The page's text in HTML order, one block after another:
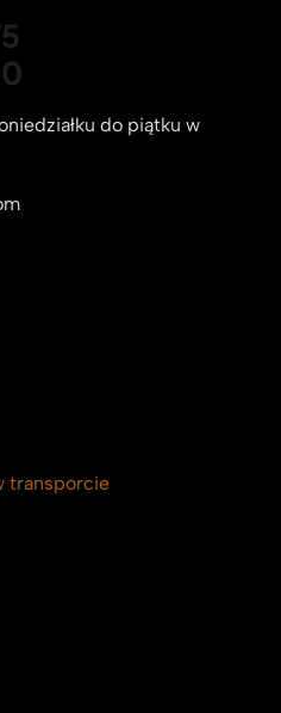
do piątku w
transporcie